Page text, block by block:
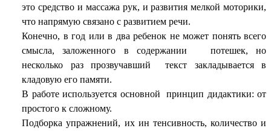
это средство и массажа рук, и развития мелкой моторики,
что напрямую связано с развитием речи.
Конечно, в год или в два ребенок не может понять всего
смысла, заложенного в содержании потешек, но
несколько раз прозвучавший текст закладывается в
кладовую его памяти.
В работе используется основной принцип дидактики: от
простого к сложному.
Подборка упражнений, их ин тенсивность, количество и